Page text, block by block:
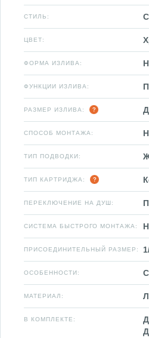
СТИЛЬ:
ЦВЕТ:
ФОРМА ИЗЛИВА:
ФУНКЦИИ ИЗЛИВА:
РАЗМЕР ИЗЛИВА:
СПОСОБ МОНТАЖА:
ТИП ПОДВОДКИ:
ТИП КАРТРИДЖА:
ПЕРЕКЛЮЧЕНИЕ НА ДУШ:
СИСТЕМА БЫСТРОГО МОНТАЖА:
ПРИСОЕДИНИТЕЛЬНЫЙ РАЗМЕР:
ОСОБЕННОСТИ:
МАТЕРИАЛ:
В КОМПЛЕКТЕ: